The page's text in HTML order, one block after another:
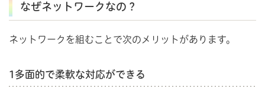
なぜネットワークなの？
ネットワークを組むことで次のメリットがあります。
1多面的で柔軟な対応ができる